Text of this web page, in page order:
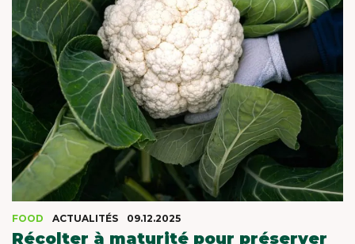
FOOD ACTUALITÉS 09.12.2025
Récolter à maturité pour préserver